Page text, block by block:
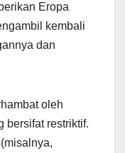
Eropa
kembali
dan
oleh
bersifat restriktif.